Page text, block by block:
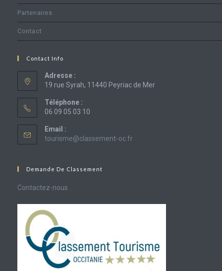
Partenaires
Contact
Contact Info
Adresse :
19 rue Syrah, 11440 Peyriac de Mer
Téléphone :
06 09 05 03 10
Email :
tourisme@classement-oc.frS’ouvre
Demande De Classement
Contactez-nous